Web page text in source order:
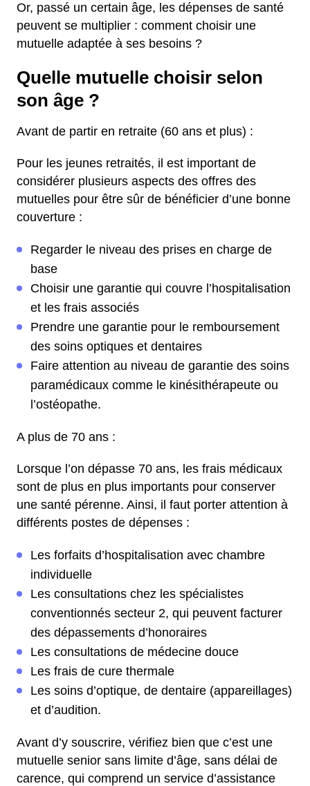
Or, passé un certain âge, les dépenses de santé
peuvent se multiplier : comment choisir une
mutuelle adaptée à ses besoins ?
Quelle mutuelle choisir selon
son âge ?
Avant de partir en retraite (60 ans et plus) :
Pour les jeunes retraités, il est important de
considérer plusieurs aspects des offres des
mutuelles pour être sûr de bénéficier d’une bonne
couverture :
Regarder le niveau des prises en charge de
base
Choisir une garantie qui couvre l’hospitalisation
et les frais associés
Prendre une garantie pour le remboursement
des soins optiques et dentaires
Faire attention au niveau de garantie des soins
paramédicaux comme le kinésithérapeute ou
l’ostéopathe.
A plus de 70 ans :
Lorsque l’on dépasse 70 ans, les frais médicaux
sont de plus en plus importants pour conserver
une santé pérenne. Ainsi, il faut porter attention à
différents postes de dépenses :
Les forfaits d’hospitalisation avec chambre
individuelle
Les consultations chez les spécialistes
conventionnés secteur 2, qui peuvent facturer
des dépassements d’honoraires
Les consultations de médecine douce
Les frais de cure thermale
Les soins d’optique, de dentaire (appareillages)
et d’audition.
Avant d’y souscrire, vérifiez bien que c’est une
mutuelle senior sans limite d’âge, sans délai de
carence, qui comprend un service d’assistance